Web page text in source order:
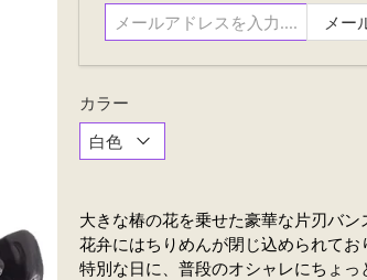
ア
ド
ス
を
入
カラー
大きな椿の花を乗せた豪華な片刃バン
花弁にはちりめんが閉じ込められて
特別な日に、普段のオシャレにちょっ